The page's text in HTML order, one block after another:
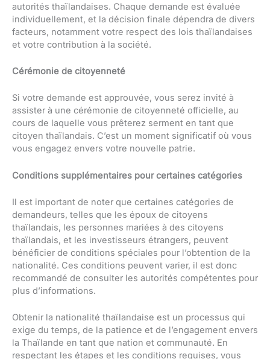
autorités thaïlandaises. Chaque demande est évaluée
individuellement, et la décision finale dépendra de divers
facteurs, notamment votre respect des lois thaïlandaises
et votre contribution à la société.
Cérémonie de citoyenneté
Si votre demande est approuvée, vous serez invité à
assister à une cérémonie de citoyenneté officielle, au
cours de laquelle vous prêterez serment en tant que
citoyen thaïlandais. C’est un moment significatif où vous
vous engagez envers votre nouvelle patrie.
Conditions supplémentaires pour certaines catégories
Il est important de noter que certaines catégories de
demandeurs, telles que les époux de citoyens
thaïlandais, les personnes mariées à des citoyens
thaïlandais, et les investisseurs étrangers, peuvent
bénéficier de conditions spéciales pour l’obtention de la
nationalité. Ces conditions peuvent varier, il est donc
recommandé de consulter les autorités compétentes pour
plus d’informations.
Obtenir la nationalité thaïlandaise est un processus qui
exige du temps, de la patience et de l’engagement envers
la Thaïlande en tant que nation et communauté. En
respectant les étapes et les conditions requises, vous